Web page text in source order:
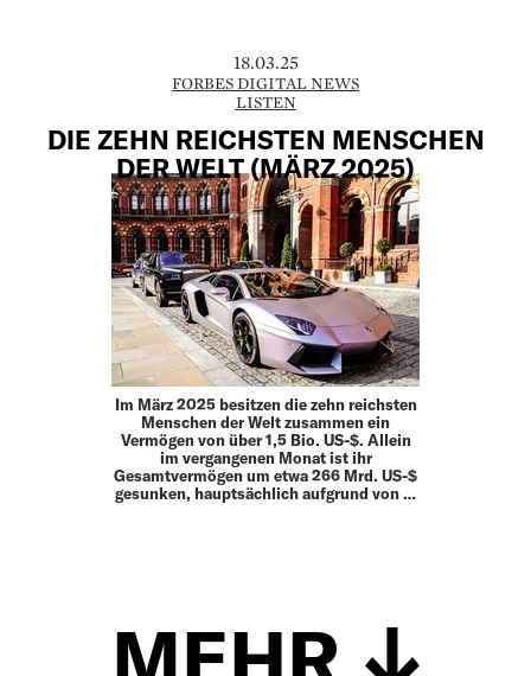
18.03.25
FORBES DIGITAL NEWS
LISTEN
DIE ZEHN REICHSTEN MENSCHEN
DER WELT (MÄRZ 2025)
Im März 2025 besitzen die zehn reichsten
Menschen der Welt zusammen ein
Vermögen von über 1,5 Bio. US-$. Allein
im vergangenen Monat ist ihr
Gesamtvermögen um etwa 266 Mrd. US-$
gesunken, hauptsächlich aufgrund von …
MEHR